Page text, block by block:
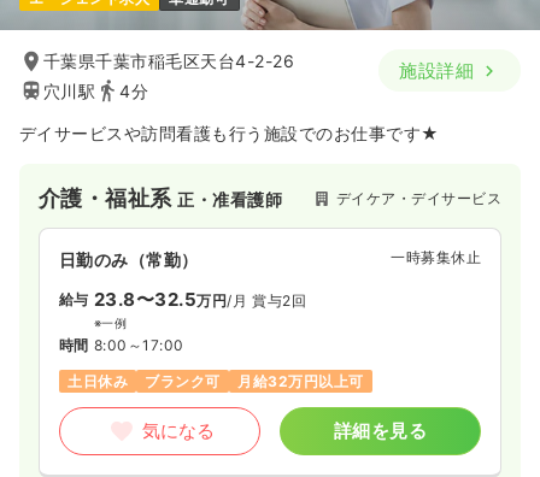
千葉県千葉市稲毛区天台4-2-26
穴川駅
4分
施設詳細
デイサービスや訪問看護も行う施設でのお仕事です★
介護・福祉系正・准看護師 デイケア・デイサービス
日勤のみ（常勤） 一時募集休止
給与 23.8〜32.5万円/月 賞与2回
※一例
時間 8:00～17:00
土日休み
ブランク可 月給32万円以上可
気になる 詳細を見る